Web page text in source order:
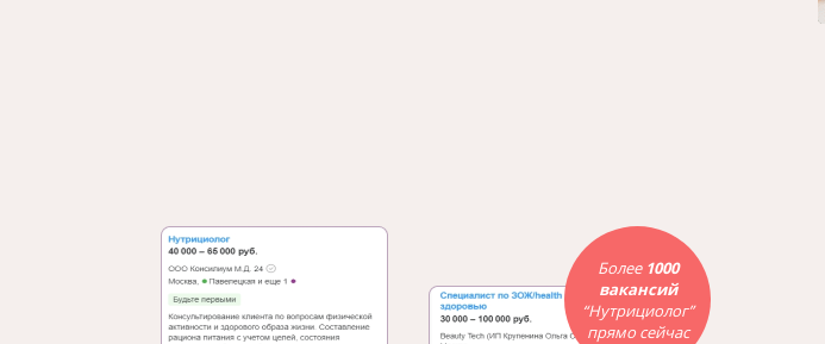
Более 1000
вакансий
“Нутрициолог”
прямо сейчас